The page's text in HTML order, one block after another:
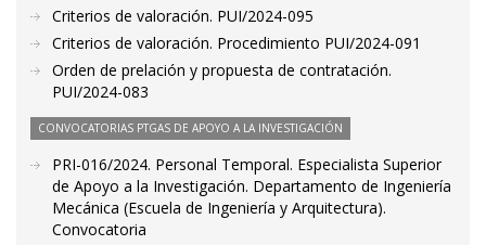
Criterios de valoración. PUI/2024-095
Criterios de valoración. Procedimiento PUI/2024-091
Orden de prelación y propuesta de contratación.
PUI/2024-083
CONVOCATORIAS PTGAS DE APOYO A LA INVESTIGACIÓN
PRI-016/2024. Personal Temporal. Especialista Superior
de Apoyo a la Investigación. Departamento de Ingeniería
Mecánica (Escuela de Ingeniería y Arquitectura).
Convocatoria